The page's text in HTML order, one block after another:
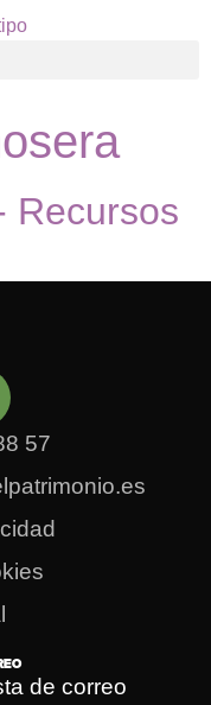
Recursos
57
de correo